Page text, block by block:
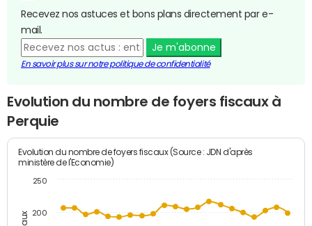
Recevez nos astuces et bons plans directement par e-
mail.
Je m'abonne
En savoir plus sur notre politique de confidentialité
Evolution du nombre de foyers fiscaux à
Perquie
Evolution du nombre de foyers fiscaux (Source : JDN d'après
ministère de l'Economie)
200
250